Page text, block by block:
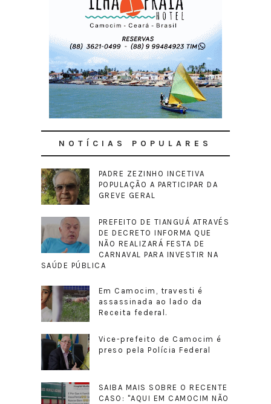
NOTÍCIAS POPULARES
PADRE ZEZINHO INCETIVA
POPULAÇÃO A PARTICIPAR DA
GREVE GERAL
PREFEITO DE TIANGUÁ ATRAVÉS
DE DECRETO INFORMA QUE
NÃO REALIZARÁ FESTA DE
CARNAVAL PARA INVESTIR NA
SAÚDE PÚBLICA
Em Camocim, travesti é
assassinada ao lado da
Receita federal.
Vice-prefeito de Camocim é
preso pela Polícia Federal
SAIBA MAIS SOBRE O RECENTE
CASO: "AQUI EM CAMOCIM NÃO